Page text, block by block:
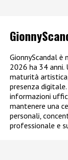
GionnyScandal è
2026 ha 34 anni.
maturità
presenza
informazioni
mantenere una
personali,
professionale e